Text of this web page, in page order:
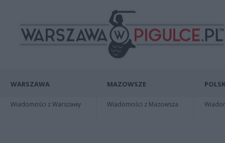
WARSZAWA
Wiadomości z Warszawy
MAZOWSZE
Wiadomości z Mazowsza